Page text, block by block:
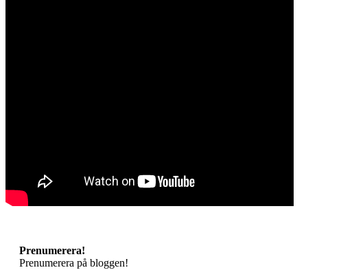
Prenumerera!
Prenumerera på bloggen!